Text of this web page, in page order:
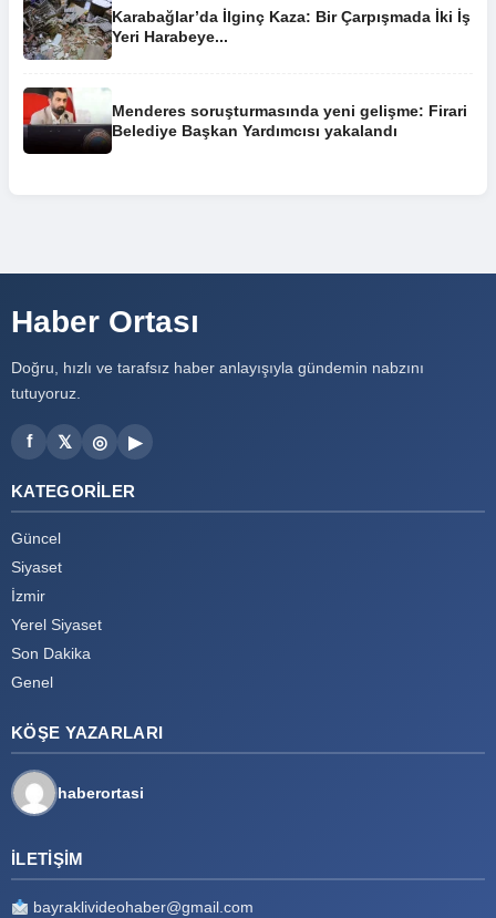
Karabağlar’da İlginç Kaza: Bir Çarpışmada İki İş
Yeri Harabeye...
Menderes soruşturmasında yeni gelişme: Firari
Belediye Başkan Yardımcısı yakalandı
Haber Ortası
Doğru, hızlı ve tarafsız haber anlayışıyla gündemin nabzını
tutuyoruz.
f 𝕏 ◎ ▶
KATEGORILER
Güncel
Siyaset
İzmir
Yerel Siyaset
Son Dakika
Genel
KÖŞE YAZARLARI
haberortasi
İLETIŞIM
bayraklivideohaber@gmail.com